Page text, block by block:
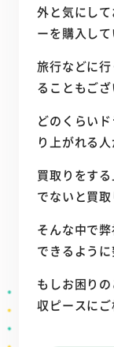
外と気にし
ーを購入して
旅行などに
ることもござ
どのくらい
り上がれる
買取りをす
でないと買取
そんな中で
できるように
もしお困り
収ピースにご